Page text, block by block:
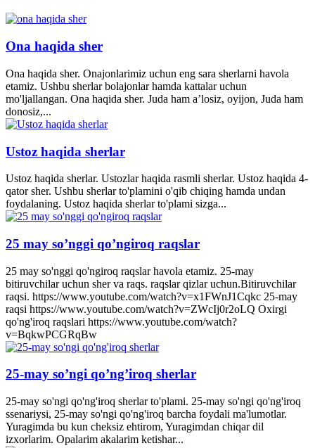
Ona haqida sher
Ona haqida sher. Onajonlarimiz uchun eng sara sherlarni havola
etamiz. Ushbu sherlar bolajonlar hamda kattalar uchun
mo'ljallangan. Ona haqida sher. Juda ham a’losiz, oyijon, Juda ham
donosiz,...
Ustoz haqida sherlar
Ustoz haqida sherlar. Ustozlar haqida rasmli sherlar. Ustoz haqida 4-
qator sher. Ushbu sherlar to'plamini o'qib chiqing hamda undan
foydalaning. Ustoz haqida sherlar to'plami sizga...
25 may so’nggi qo’ngiroq raqslar
25 may so'nggi qo'ngiroq raqslar havola etamiz. 25-may
bitiruvchilar uchun sher va raqs. raqslar qizlar uchun.Bitiruvchilar
raqsi. https://www.youtube.com/watch?v=x1FWnJ1Cqkc 25-may
raqsi https://www.youtube.com/watch?v=ZWcIj0r2oLQ Oxirgi
qo'ng'iroq raqslari https://www.youtube.com/watch?
v=BqkwPCGRqBw
25-may so’ngi qo’ng’iroq sherlar
25-may so'ngi qo'ng'iroq sherlar to'plami. 25-may so'ngi qo'ng'iroq
ssenariysi, 25-may so'ngi qo'ng'iroq barcha foydali ma'lumotlar.
Yuragimda bu kun cheksiz ehtirom, Yuragimdan chiqar dil
izxorlarim. Opalarim akalarim ketishar...